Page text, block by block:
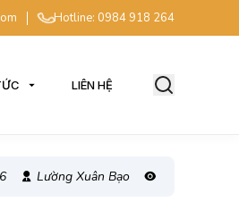
Hotline: 0984 918 264
LIÊN HỆ
Lường Xuân Bạo